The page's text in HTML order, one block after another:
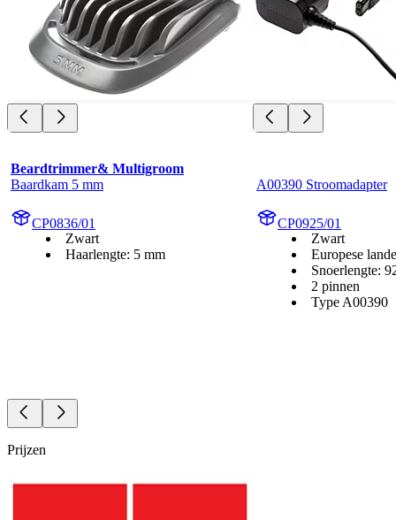
Beardtrimmer& Multigroom
Baardkam 5 mm
CP0836/01
Zwart
Haarlengte: 5 mm
A00390 Stroomadapter
CP0925/01
Zwart
Europese
Snoerlengte:
2 pinnen
Type A00390
Prijzen